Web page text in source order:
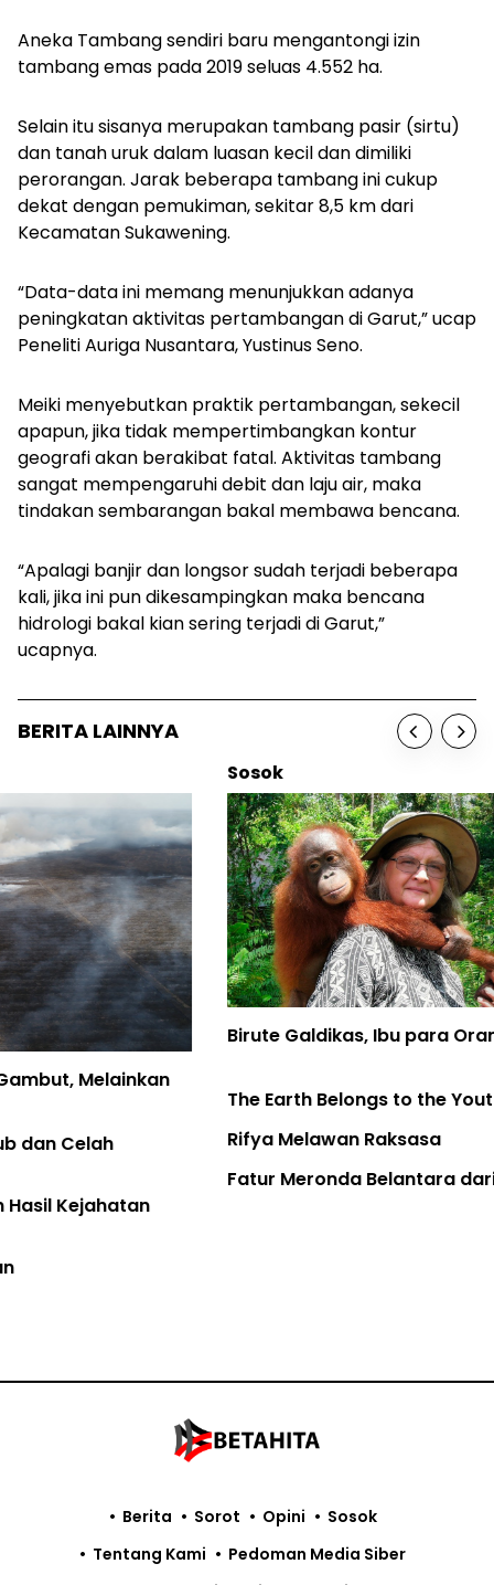
Aneka Tambang sendiri baru mengantongi izin
tambang emas pada 2019 seluas 4.552 ha.
Selain itu sisanya merupakan tambang pasir (sirtu)
dan tanah uruk dalam luasan kecil dan dimiliki
perorangan. Jarak beberapa tambang ini cukup
dekat dengan pemukiman, sekitar 8,5 km dari
Kecamatan Sukawening.
“Data-data ini memang menunjukkan adanya
peningkatan aktivitas pertambangan di Garut,” ucap
Peneliti Auriga Nusantara, Yustinus Seno.
Meiki menyebutkan praktik pertambangan, sekecil
apapun, jika tidak mempertimbangkan kontur
geografi akan berakibat fatal. Aktivitas tambang
sangat mempengaruhi debit dan laju air, maka
tindakan sembarangan bakal membawa bencana.
“Apalagi banjir dan longsor sudah terjadi beberapa
kali, jika ini pun dikesampingkan maka bencana
hidrologi bakal kian sering terjadi di Garut,”
ucapnya.
BERITA LAINNYA
Birute Galdikas, Ibu para Orangutan, telah Pulang
The Earth Belongs to the Youth
Rifya Melawan Raksasa
Fatur Meronda Belantara dari Udara
Berita Sorot Opini
Sosok
Tentang Kami
Pedoman Media Siber